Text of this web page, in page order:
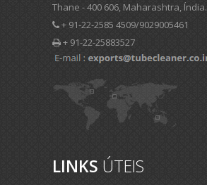
Thane - 400 606, Maharashtra, Índia.
+ 91-22-2585 4509/9029005461
+ 91-22-25883527
LINKS ÚTEIS